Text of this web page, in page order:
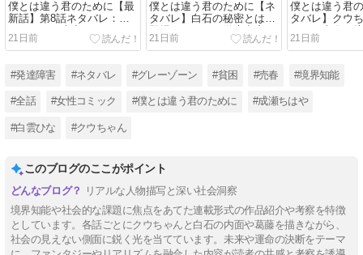
僕とは違う君のために【最
新話】第8話ネタバレ：明
らかになる本音とそれぞれ
の決断
21日前
僕とは違う君のために【ネ
タバレ】白石の秘密とは？
登場シーンから徹底考察
21日前
僕とは違う君
タバレ】クウ
とは？売春と
く物語
21日前
#発達障害 #ネタバレ #グレーゾーン #貧困 #売春 #境界知能
#全話 #女性コミック #僕とは違う君のために #成瀬ちはや
#白雲ひな #クウちゃん
このブログのここがポイント
リアルな人物描写と深い社会洞察
境界知能や社会的な課題に焦点をあてた連載形式の作品紹介や考察を特徴
としています。各話ごとにクウちゃんと白石の内面や葛藤を描きながら、
社会の見えない側面に鋭く光を当てています。未来や運命の決断をテーマ